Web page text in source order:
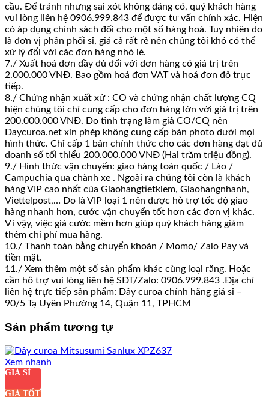
cầu. Để tránh nhưng sai xót không đáng có, quý khách hàng
vui lòng liên hệ 0906.999.843 để được tư vấn chính xác. Hiện
có áp dụng chính sách đổi cho một số hàng hoá. Tuy nhiên do
là đơn vị phân phối sỉ, giá cả rất rẻ nên chúng tôi khó có thể
xử lý đổi với các đơn hàng nhỏ lẻ.
7./ Xuất hoá đơn đầy đủ đối với đơn hàng có giá trị trên
2.000.000 VNĐ. Bao gồm hoá đơn VAT và hoá đơn đỏ trực
tiếp.
8./ Chứng nhận xuất xứ : CO và chứng nhận chất lượng CQ
hiện chúng tôi chỉ cung cấp cho đơn hàng lớn với giá trị trên
200.000.000 VNĐ. Do tình trạng làm giả CO/CQ nên
Daycuroa.net xin phép không cung cấp bản photo dưới mọi
hình thức. Chỉ cấp 1 bản chính thức cho các đơn hàng đạt đủ
doanh số tối thiểu 200.000.000 VNĐ (Hai trăm triệu đồng).
9./ Hình thức vận chuyển: giao hàng toàn quốc / Lào /
Campuchia qua chành xe . Ngoài ra chúng tôi còn là khách
hàng VIP cao nhất của Giaohangtietkiem, Giaohangnhanh,
Viettelpost,… Do là VIP loại 1 nên được hỗ trợ tốc độ giao
hàng nhanh hơn, cước vận chuyển tốt hơn các đơn vị khác.
Vì vậy, việc giá cước mềm hơn giúp quý khách hàng giảm
thêm chi phí mua hàng.
10./ Thanh toán bằng chuyển khoản / Momo/ Zalo Pay và
tiền mặt.
11./ Xem thêm một số sản phẩm khác cùng loại răng. Hoặc
cần hỗ trợ vui lòng liên hệ SĐT/Zalo: 0906.999.843 .Địa chỉ
liên hệ trực tiếp sản phẩm: Dây curoa chính hãng giá sỉ –
90/5 Tạ Uyên Phường 14, Quận 11, TPHCM
Sản phẩm tương tự
Xem nhanh
GIÁ SỈ
GIÁ TỐT